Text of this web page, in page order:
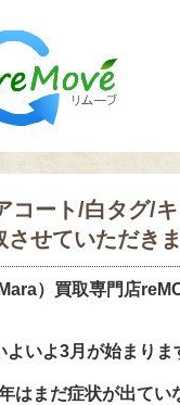
コート/白タグ/
させていただき
）買取専門店
いよ3月が始まりま
はまだ症状が出てい